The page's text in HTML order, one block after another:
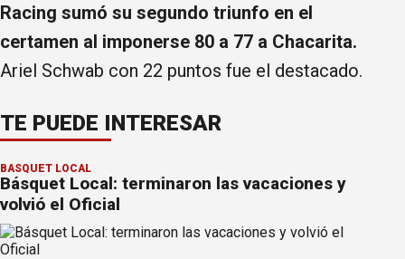
Racing sumó su segundo triunfo en el
certamen al imponerse 80 a 77 a Chacarita.
Ariel Schwab con 22 puntos fue el destacado.
TE PUEDE INTERESAR
BÁSQUET LOCAL
Básquet Local: terminaron las vacaciones y
volvió el Oficial